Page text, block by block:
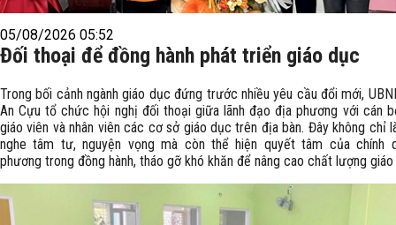
05/08/2026 05:52
Đối thoại để đồng hành phát triển giáo dục
Trong bối cảnh ngành giáo dục đứng trước nhiều yêu cầu đổi mới,
An Cựu tổ chức hội nghị đối thoại giữa lãnh đạo địa phương với cán
giáo viên và nhân viên các cơ sở giáo dục trên địa bàn. Đây không chỉ
nghe tâm tư, nguyện vọng mà còn thể hiện quyết tâm của chính
phương trong đồng hành, tháo gỡ khó khăn để nâng cao chất lượng